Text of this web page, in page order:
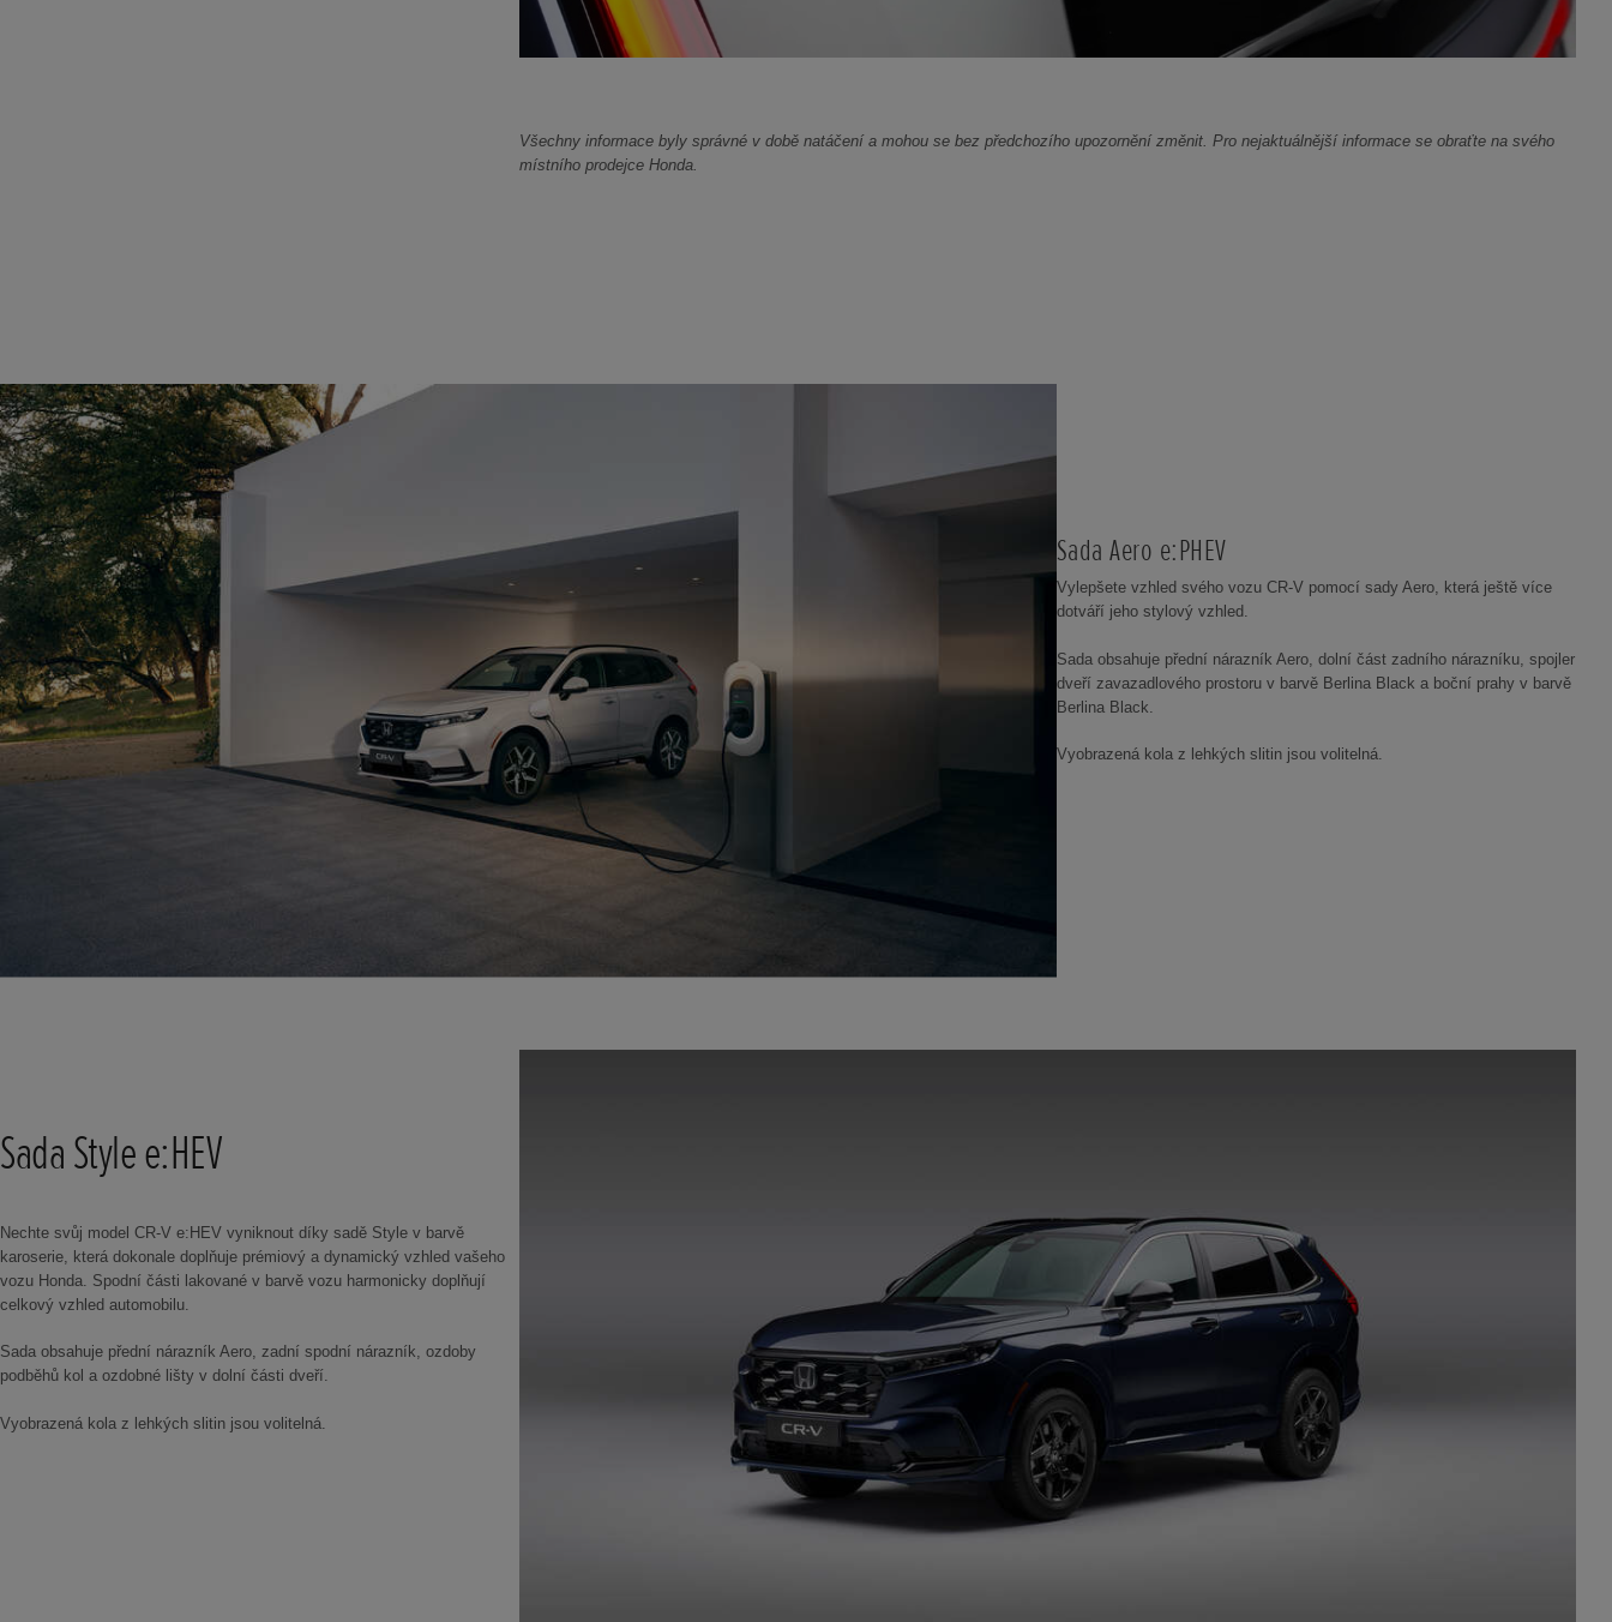
Všechny informace byly správné v době natáčení a mohou se bez předchozího upozornění změnit. Pro nejaktuálnější informace se obraťte na svého
místního prodejce Honda.
Sada Aero e:PHEV
Vylepšete vzhled svého vozu CR-V pomocí sady Aero, která ještě více
dotváří jeho stylový vzhled.
Sada obsahuje přední nárazník Aero, dolní část zadního nárazníku, spojler
dveří zavazadlového prostoru v barvě Berlina Black a boční prahy v barvě
Berlina Black.
Vyobrazená kola z lehkých slitin jsou volitelná.
Sada Style e:HEV
Nechte svůj model CR-V e:HEV vyniknout díky sadě Style v barvě
karoserie, která dokonale doplňuje prémiový a dynamický vzhled vašeho
vozu Honda. Spodní části lakované v barvě vozu harmonicky doplňují
celkový vzhled automobilu.
Sada obsahuje přední nárazník Aero, zadní spodní nárazník, ozdoby
podběhů kol a ozdobné lišty v dolní části dveří.
Vyobrazená kola z lehkých slitin jsou volitelná.